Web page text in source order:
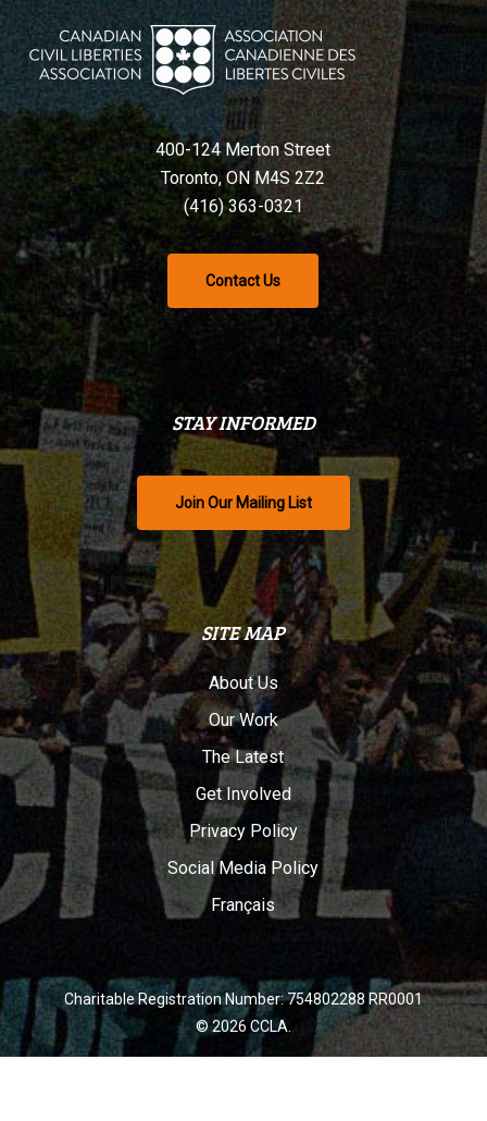
400-124 Merton Street
Toronto, ON M4S 2Z2
(416) 363-0321
Contact Us
STAY INFORMED
Join Our Mailing List
SITE MAP
About Us
Our Work
The Latest
Get Involved
Privacy Policy
Social Media Policy
Français
Charitable Registration Number: 754802288 RR0001
© 2026 CCLA.